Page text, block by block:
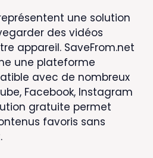
une solution
des vidéos
appareil. SaveFrom.net
une plateforme
avec de nombreux
Facebook, Instagram
gratuite permet
favoris sans